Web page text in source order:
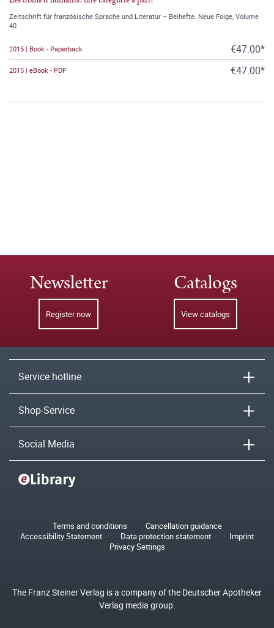
Zeitschrift für französische Sprache und Literatur – Beihefte. Neue Folge, Volume
40
2015 | Book - Paperback €47.00*
2015 | eBook - PDF €47.00*
Newsletter
Register now
Catalogs
View catalogs
Service hotline
Shop-Service
Social Media
Terms and conditions
Cancellation guidance
Accessibility Statement
Data protection statement
Imprint
Privacy Settings
The Franz Steiner Verlag is a company of the Deutscher Apotheker
Verlag media group.